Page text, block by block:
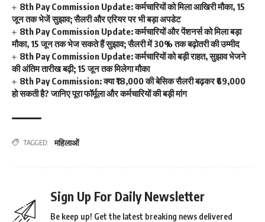
8th Pay Commission Update: कर्मचारियों को मिला आखिरी मौका, 15
जून तक भेजें सुझाव; सैलरी और एरियर पर भी बड़ा अपडेट
8th Pay Commission Update: कर्मचारियों और पेंशनर्स को मिला बड़ा
मौका, 15 जून तक भेज सकते हैं सुझाव; सैलरी में 30% तक बढ़ोतरी की उम्मीद
8th Pay Commission Update: कर्मचारियों को बड़ी राहत, सुझाव भेजने
की अंतिम तारीख बढ़ी; 15 जून तक मिलेगा मौका
8th Pay Commission: क्या ₹18,000 की बेसिक सैलरी बढ़कर ₹69,000
हो सकती है? जानिए पूरा फॉर्मूला और कर्मचारियों की बड़ी मांग
TAGGED: महिलाओं
Sign Up For Daily Newsletter
Be keep up! Get the latest breaking news delivered